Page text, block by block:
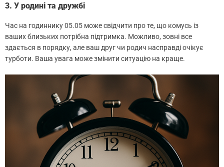
3. У родині та дружбі
Час на годиннику 05.05 може свідчити про те, що комусь із
ваших близьких потрібна підтримка. Можливо, зовні все
здається в порядку, але ваш друг чи родич насправді очікує
турботи. Ваша увага може змінити ситуацію на краще.